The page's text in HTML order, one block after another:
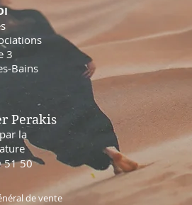
3
Bains
Perakis
la
51 50
de vente